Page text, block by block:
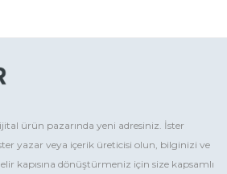
ürün pazarında yeni adresiniz. İster
ister yazar veya içerik üreticisi olun, bilginizi ve
kapısına dönüştürmeniz için size kapsamlı